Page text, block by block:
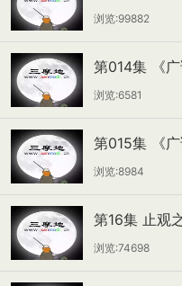
浏览:99882
第014集 《
（上）
浏览:6581
第015集 《
浏览:8984
第16集 止观
浏览:74698